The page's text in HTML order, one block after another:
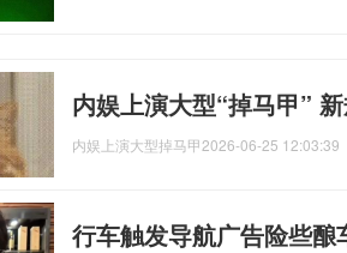
内娱上演大型“掉马甲”
内娱上演大型掉马甲2026-06-25 12:03:39
行车触发导航广告险些